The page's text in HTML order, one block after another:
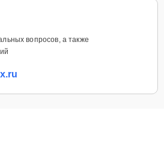
вопросов, а также